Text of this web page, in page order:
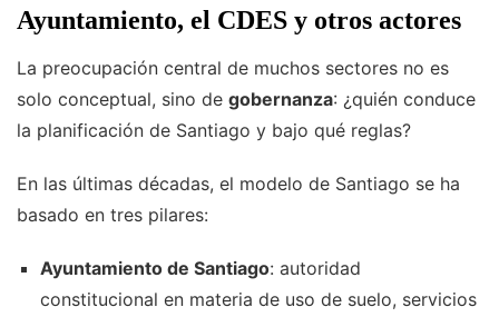
Ayuntamiento, el CDES y otros actores
La preocupación central de muchos sectores no es
solo conceptual, sino de gobernanza: ¿quién conduce
la planificación de Santiago y bajo qué reglas?
En las últimas décadas, el modelo de Santiago se ha
basado en tres pilares:
Ayuntamiento de Santiago: autoridad
constitucional en materia de uso de suelo, servicios